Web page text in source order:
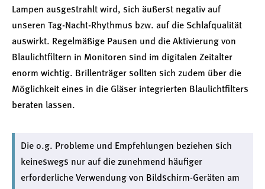
Lampen ausgestrahlt wird, sich äußerst negativ auf
unseren Tag-Nacht-Rhythmus bzw. auf die Schlafqualität
auswirkt. Regelmäßige Pausen und die Aktivierung von
Blaulichtfiltern in Monitoren sind im digitalen Zeitalter
enorm wichtig. Brillenträger sollten sich zudem über die
Möglichkeit eines in die Gläser integrierten Blaulichtfilters
beraten lassen.
Die o.g. Probleme und Empfehlungen beziehen sich
keineswegs nur auf die zunehmend häufiger
erforderliche Verwendung von Bildschirm-Geräten am